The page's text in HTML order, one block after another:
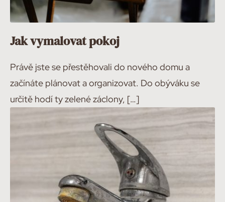
Jak vymalovat pokoj
Právě jste se přestěhovali do nového domu a
začínáte plánovat a organizovat. Do obýváku se
určitě hodí ty zelené záclony, […]